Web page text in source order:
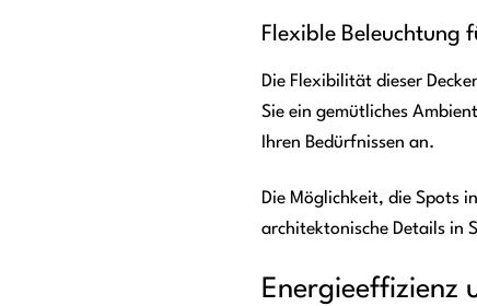
Flexible Beleuchtung
Die Flexibilität dieser
Sie ein gemütliches
Ihren Bedürfnissen an.
Die Möglichkeit, die Spots
architektonische Details in
Energieeffizienz